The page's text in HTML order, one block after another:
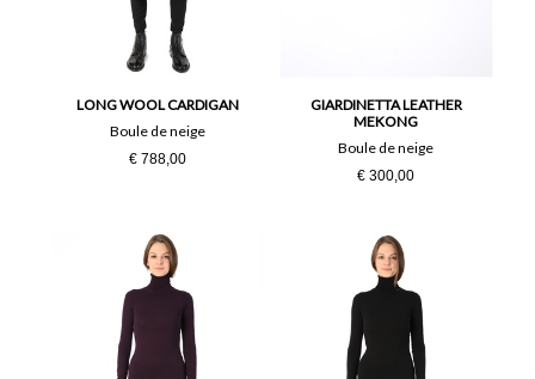
LONG WOOL CARDIGAN
Boule de neige
€ 788,00
GIARDINETTA LEATHER
MEKONG
Boule de neige
€ 300,00